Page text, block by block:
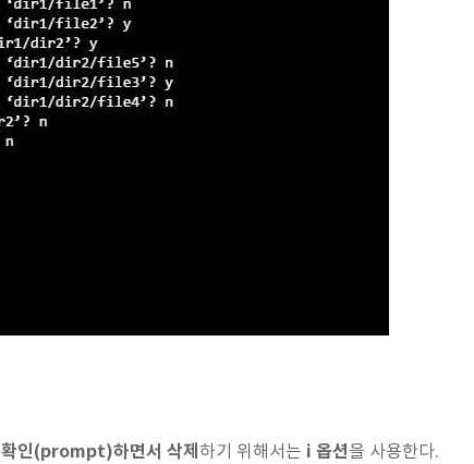
확인(prompt)하면서 삭제 하기 위해서는 i 옵션을 사용한다.